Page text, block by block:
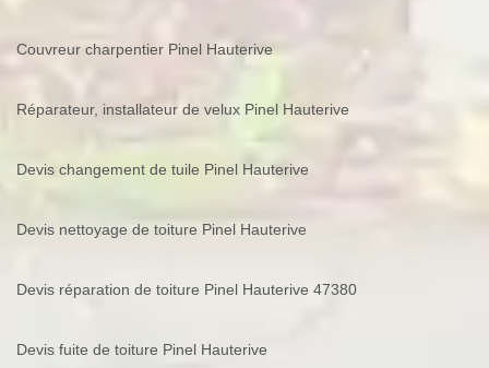
Couvreur charpentier Pinel Hauterive
Réparateur, installateur de velux Pinel Hauterive
Devis changement de tuile Pinel Hauterive
Devis nettoyage de toiture Pinel Hauterive
Devis réparation de toiture Pinel Hauterive 47380
Devis fuite de toiture Pinel Hauterive